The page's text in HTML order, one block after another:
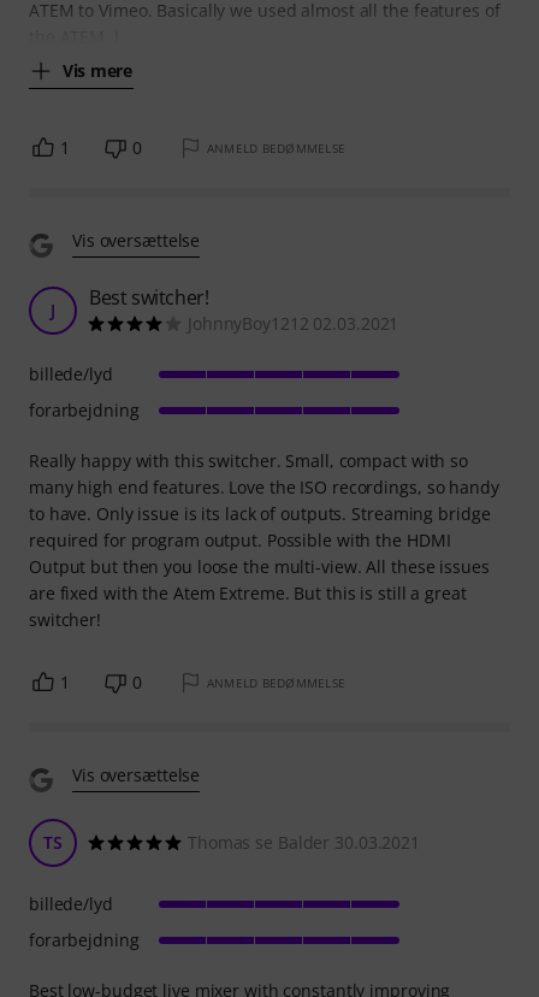
ATEM to Vimeo. Basically we used almost all the features of
Vis mere
1 0 ANMELD BEDØMMELSE
Vis oversættelse
J Best switcher!
JohnnyBoy1212 02.03.2021
Really happy with this switcher. Small, compact with so
many high end features. Love the ISO recordings, so handy
to have. Only issue is its lack of outputs. Streaming bridge
required for program output. Possible with the HDMI
Output but then you loose the multi-view. All these issues
are fixed with the Atem Extreme. But this is still a great
switcher!
billede/lyd
forarbejdning
1 0 ANMELD BEDØMMELSE
Vis oversættelse
TS Thomas se Balder 30.03.2021
Best low-budget live mixer with constantly improving
billede/lyd
forarbejdning